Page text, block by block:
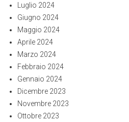
Luglio 2024
Giugno 2024
Maggio 2024
Aprile 2024
Marzo 2024
Febbraio 2024
Gennaio 2024
Dicembre 2023
Novembre 2023
Ottobre 2023